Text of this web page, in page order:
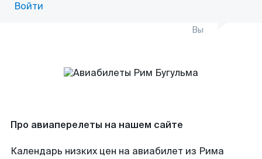
Войти
Вы
Про авиаперелеты на нашем сайте
Календарь низких цен на авиабилет из Рима